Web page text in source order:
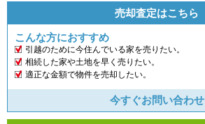
売却査定はこちら
こんな方におすすめ
引越のために今住んでいる家を売りたい。
相続した家や土地を早く売りたい。
適正な金額で物件を売却したい。
今すぐお問い合わせ